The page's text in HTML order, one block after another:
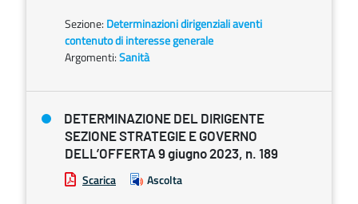
Sezione: Determinazioni dirigenziali aventi
contenuto di interesse generale
Argomenti:Sanità
DETERMINAZIONE DEL DIRIGENTE
SEZIONE STRATEGIE E GOVERNO
DELL’OFFERTA 9 giugno 2023, n. 189
Scarica Ascolta